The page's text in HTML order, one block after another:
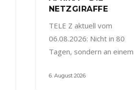
NETZGIRAFFE
TELE Z aktuell vom
06.08.2026: Nicht in 80
Tagen, sondern an einem
6. August 2026